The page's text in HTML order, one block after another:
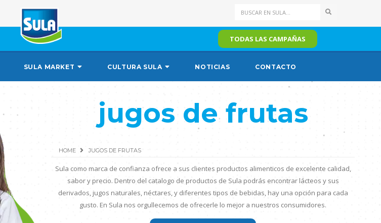
Search
TODAS LAS CAMPAÑAS
SULA MARKET CULTURA SULA NOTICIAS CONTACTO
jugos de frutas
HOME JUGOS DE FRUTAS
Sula como marca de confianza ofrece a sus clientes productos alimenticos de excelente calidad,
sabor y precio. Dentro del catalogo de productos de Sula podrás encontrar lácteos y sus
derivados, jugos naturales, néctares, y diferentes tipos de bebidas, hay una opción para cada
gusto. En Sula nos orgullecemos de ofrecerle lo mejor a nuestros consumidores.